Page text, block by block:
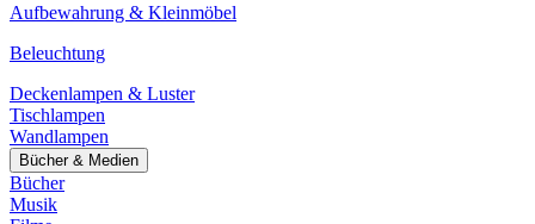
Aufbewahrung & Kleinmöbel
Beleuchtung
Deckenlampen & Luster
Tischlampen
Wandlampen
Bücher & Medien
Bücher
Musik